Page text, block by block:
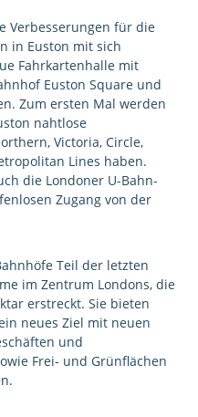
Verbesserungen für die
in Euston mit sich
Fahrkartenhalle mit
Euston Square und
Zum ersten Mal werden
nahtlose
Victoria, Circle,
Lines haben.
die Londoner U-Bahn-
Zugang von der
Teil der letzten
im Zentrum Londons, die
erstreckt. Sie bieten
neues Ziel mit neuen
und
Frei- und Grünflächen